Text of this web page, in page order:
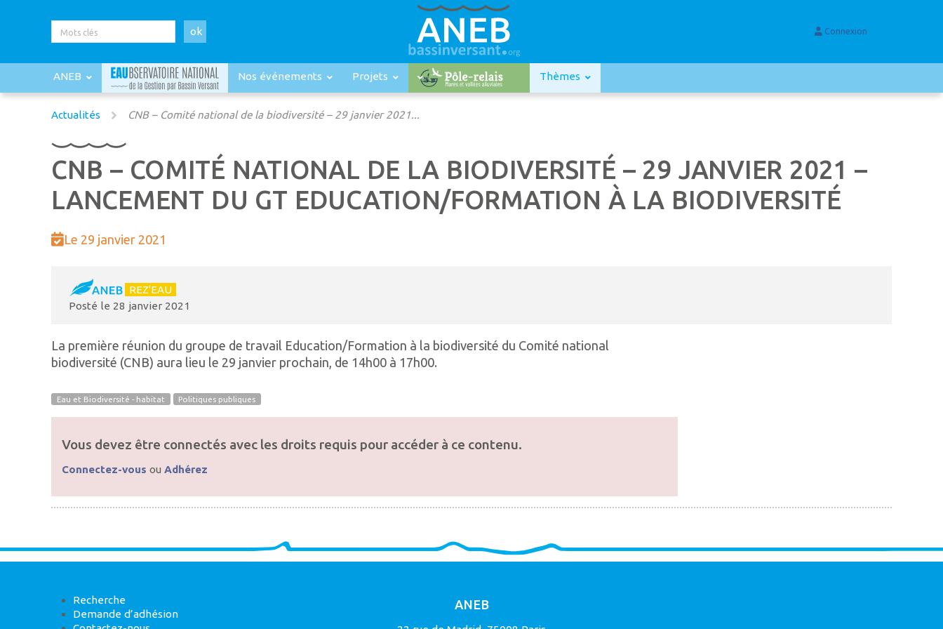
ok Connexion
ANEB Nos événements Projets Thèmes
Actualités CNB – Comité national de la biodiversité – 29 janvier 2021...
CNB – COMITÉ NATIONAL DE LA BIODIVERSITÉ – 29 JANVIER 2021 –
LANCEMENT DU GT EDUCATION/FORMATION À LA BIODIVERSITÉ
Le 29 janvier 2021
REZ'EAU
Posté le 28 janvier 2021
La première réunion du groupe de travail Education/Formation à la biodiversité du Comité national
biodiversité (CNB) aura lieu le 29 janvier prochain, de 14h00 à 17h00.
Eau et Biodiversité - habitat Politiques publiques
Vous devez être connectés avec les droits requis pour accéder à ce contenu.
Connectez-vous ouAdhérez
Recherche
Demande d’adhésion
ANEB